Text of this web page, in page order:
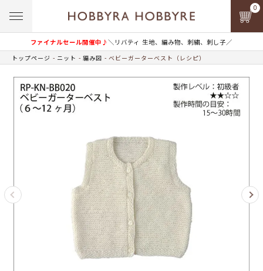
ファイナルセール開催中♪＼リバティ 生地、編み物、刺繍、刺し子／
0
トップページ ニット 編み図 ベビーガーターベスト（レシピ）